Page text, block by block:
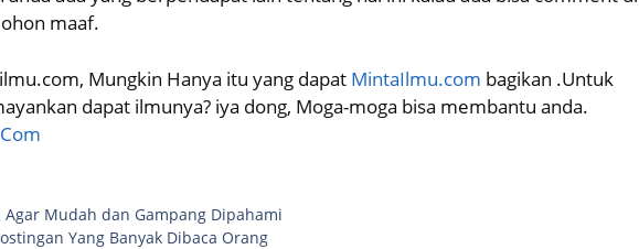
maaf.
Mungkin Hanya itu yang dapat MintaIlmu.com bagikan .Untuk
dapat ilmunya? iya dong, Moga-moga bisa membantu anda.
Agar Mudah dan Gampang Dipahami
Yang Banyak Dibaca Orang